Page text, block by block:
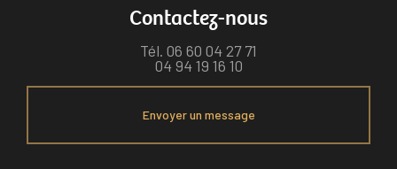
Contactez-nous
Tél. 06 60 04 27 71
04 94 19 16 10
Envoyer un message